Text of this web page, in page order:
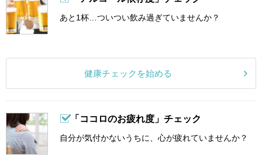
あと1杯…ついつい飲み過ぎていませんか？
健康チェックを始める
「ココロのお疲れ度」チェック
自分が気付かないうちに、心が疲れていませんか？